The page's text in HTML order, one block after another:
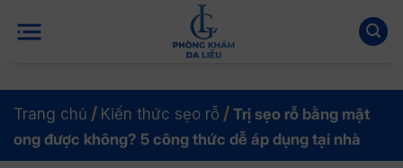
qua
Trang chủ / Kiến thức sẹo rỗ / Trị sẹo rỗ bằng mật
ong được không? 5 công thức dễ áp dụng tại nhà